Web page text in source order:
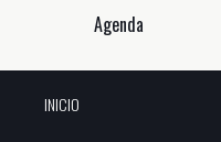
Agenda
INICIO